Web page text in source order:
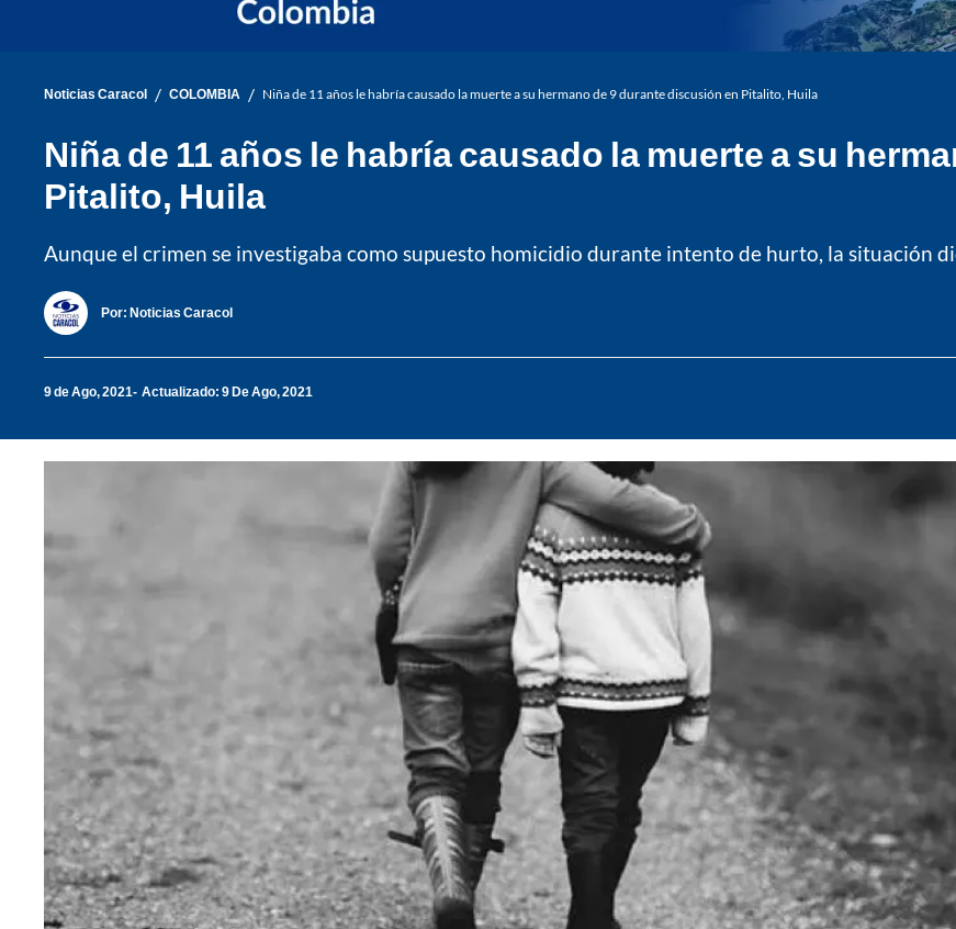
Noticias Caracol / COLOMBIA / Niña de 11 años le habría causado la muerte a su hermano de 9 durante discusión en Pitalito, Huila
Niña de 11 años le habría causado la muerte a su
Pitalito, Huila
Aunque el crimen se investigaba como supuesto homicidio durante intento de hurto, la situación
Por: Noticias Caracol
9 de Ago, 2021 Actualizado: 9 De Ago, 2021